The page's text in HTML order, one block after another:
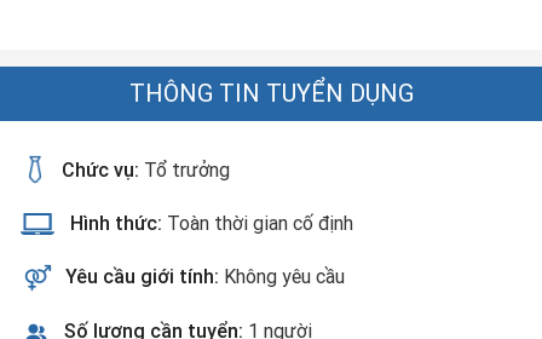
THÔNG TIN TUYỂN DỤNG
Chức vụ: Tổ trưởng
Hình thức: Toàn thời gian cố định
Yêu cầu giới tính: Không yêu cầu
Số lượng cần tuyển: 1 người